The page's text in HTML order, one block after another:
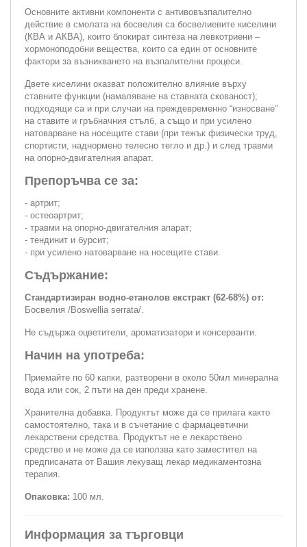
Основните активни компоненти с антивовъзпалително
действие в смолата на босвелия са босвелиевите киселини
(КВА и АКВА), които блокират синтеза на левкотриени –
хормоноподобни вещества, които са един от основните
фактори за възникването на възпалителни процеси.
Двете киселини оказват положително влияние върху
ставните функции (намаляване на ставната скованост);
подходящи са и при случаи на преждевременно “износване”
на ставите и гръбначния стълб, а също и при усилено
натоварване на носещите стави (при тежък физически труд,
спортисти, наднормено телесно тегло и др.) и след травми
на опорно-двигателния апарат.
Препоръчва се за:
- артрит;
- остеоартрит;
- травми на опорно-двигателния апарат;
- тендинит и бурсит;
- при усилено натоварване на носещите стави.
Съдържание:
Стандартизиран водно-етанолов екстракт (62-68%) от:
Босвелия /Boswellia serrata/.
Не съдържа оцветители, ароматизатори и консерванти.
Начин на употреба:
Приемайте по 60 капки, разтворени в около 50мл минерална
вода или сок, 2 пъти на ден преди хранене.
Хранителна добавка. Продуктът може да се прилага както
самостоятелно, така и в съчетание с фармацевтични
лекарствени средства. Продуктът не е лекарствено
средство и не може да се използва като заместител на
предписаната от Вашия лекуващ лекар медикаментозна
терапия.
Опаковка: 100 мл.
Информация за търговци